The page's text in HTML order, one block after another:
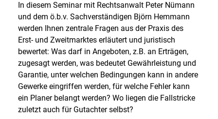
In diesem Seminar mit Rechtsanwalt Peter Nümann
und dem ö.b.v. Sachverständigen Björn Hemmann
werden Ihnen zentrale Fragen aus der Praxis des
Erst- und Zweitmarktes erläutert und juristisch
bewertet: Was darf in Angeboten, z.B. an Erträgen,
zugesagt werden, was bedeutet Gewährleistung und
Garantie, unter welchen Bedingungen kann in andere
Gewerke eingriffen werden, für welche Fehler kann
ein Planer belangt werden? Wo liegen die Fallstricke
zuletzt auch für Gutachter selbst?